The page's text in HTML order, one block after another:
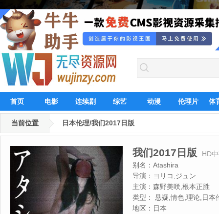
首页 电影 连续剧 综艺 动漫 伦理片 体
当前位置 日本伦理/我们2017日版
我们2017日版
HD
别名： Atashira
导演： ヨリコ,ジュン
主演： 森野美咲,根本正胜
类型：
悬疑,情色,理论,日本
地区： 日本